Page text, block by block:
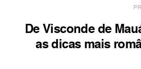
De Visconde de
as dicas mais